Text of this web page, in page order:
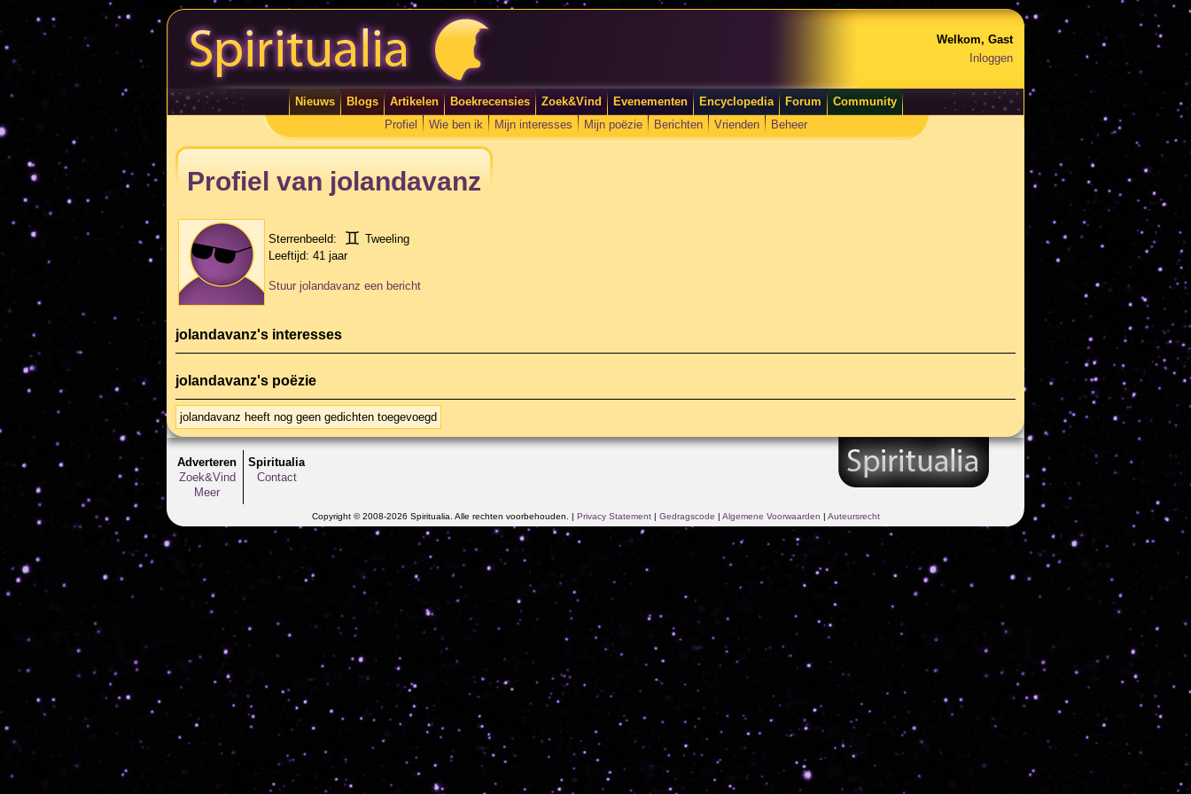
Welkom, Gast
Inloggen
Nieuws Blogs Artikelen Boekrecensies Zoek&Vind Evenementen Encyclopedia Forum
Community
Profiel
Wie ben ik Mijn interesses Mijn poëzie Berichten Vrienden Beheer
Profiel van jolandavanz
Sterrenbeeld:
Tweeling
Leeftijd: 41 jaar
Stuur jolandavanz een bericht
jolandavanz's interesses
jolandavanz's poëzie
jolandavanz heeft nog geen gedichten toegevoegd
Adverteren
Zoek&Vind
Meer
Spiritualia
Contact
Copyright © 2008-2026 Spiritualia. Alle rechten voorbehouden. | Privacy Statement| Gedragscode | Algemene Voorwaarden | Auteursrecht